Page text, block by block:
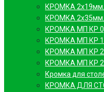
КРОМКА 2х19мм.
КРОМКА 2х35мм.
КРОМКА МП КР
КРОМКА МП КР
КРОМКА МП КР
КРОМКА МП КР
Кромка для
КРОМКА ДЛЯ